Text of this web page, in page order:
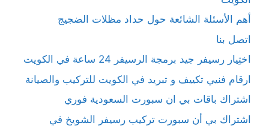
أهم الأسئلة الشائعة حول حداد مظلات الضجيج
اتصل بنا
اختِيار رسيفر جيد برمجة الرسيفر 24 ساعة في الكويت
ارقام فنيي تكييف و تبريد في الكويت للتركيب والصيانة
اشتراك باقات بي ان سبورت السعودية فوري
اشتراك بي أن سبورت تركيب رسيفر الشويخ في